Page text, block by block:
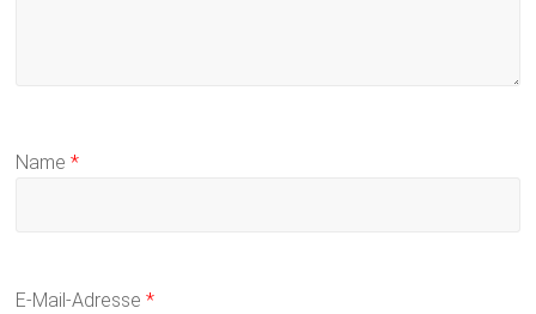
Name*
E-Mail-Adresse*